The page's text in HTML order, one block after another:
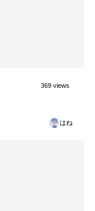
369 views
はね